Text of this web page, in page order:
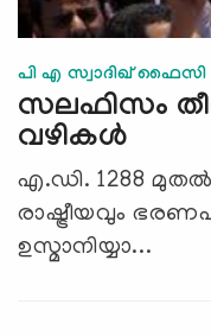
പി എ സ്വാദിഖ്
സലഫിസം
വഴികള്‍
എ.ഡി. 1288
രാഷ്ട്രീയവും
ഉസ്മാനിയ്യാ...